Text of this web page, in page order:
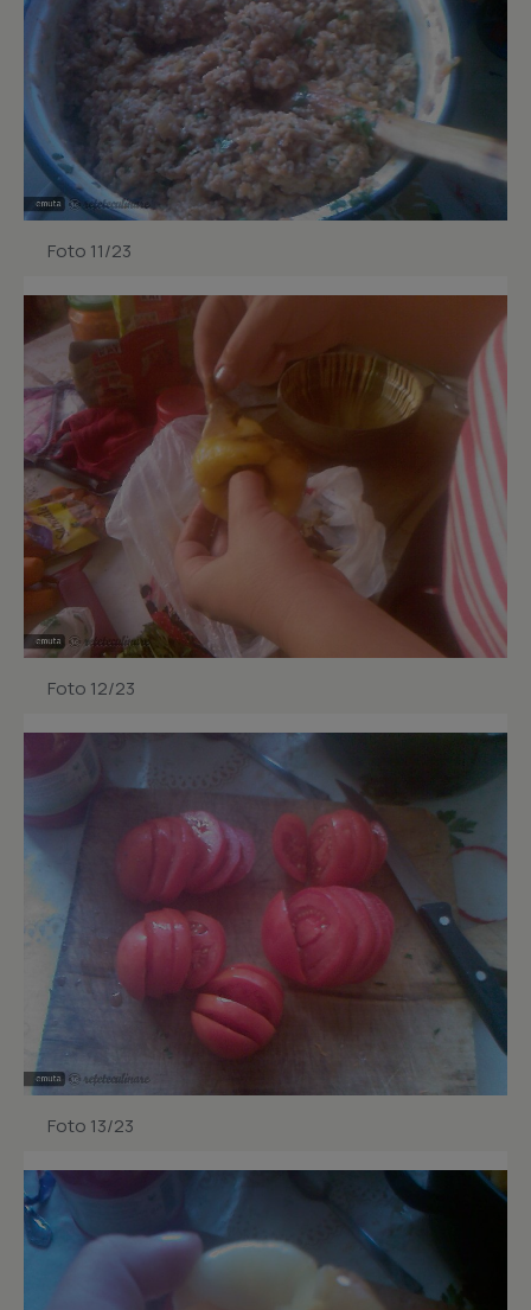
Foto 11/23
Foto 12/23
Foto 13/23